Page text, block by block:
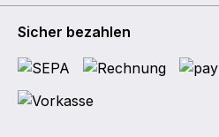
Sicher bezahlen